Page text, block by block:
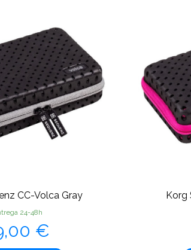
CC-Volca Gray
24-48h
€
Korg